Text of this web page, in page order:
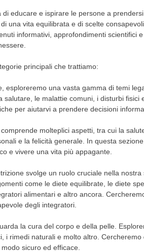
educare e ispirare le persone a
una vita equilibrata e di scelte
informativi, approfondimenti scientifici
principali che trattiamo:
esploreremo una vasta gamma di temi
salutare, le malattie comuni, i disturbi
per aiutarvi a prendere decisioni
molteplici aspetti, tra cui la
e la felicità generale. In questa
e vivere una vita più appagante.
svolge un ruolo cruciale nella
come le diete equilibrate, le diete
alimentari e altro ancora.
degli integratori.
la cura del corpo e della pelle.
i rimedi naturali e molto altro.
sicuro ed efficace.